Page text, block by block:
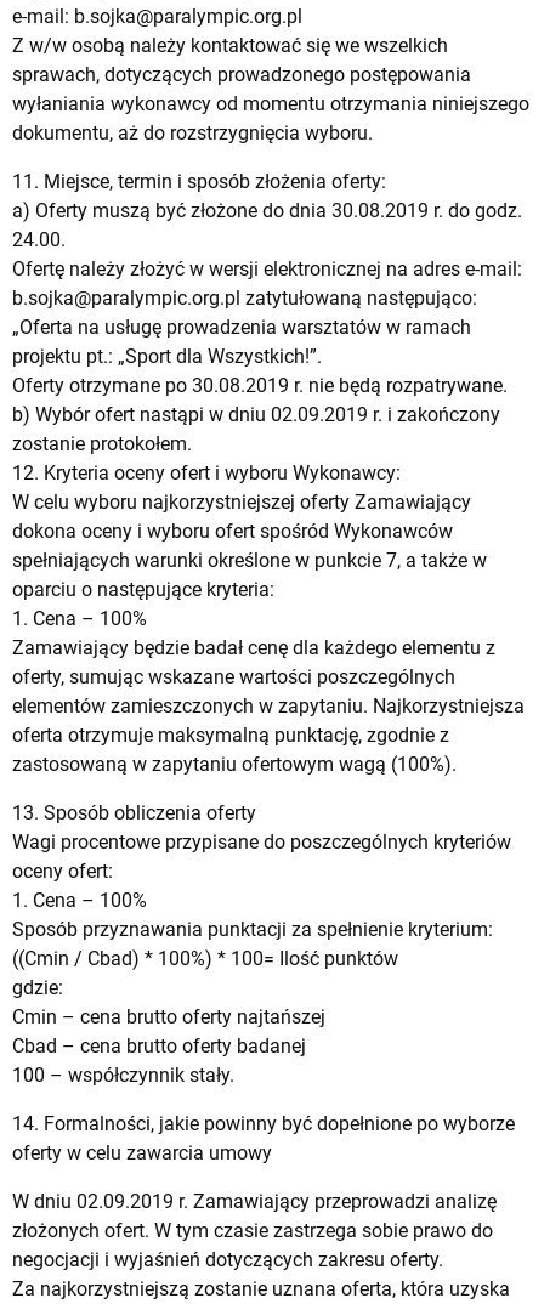
e-mail: b.sojka@paralympic.org.pl
Z w/w osobą należy kontaktować się we wszelkich
sprawach, dotyczących prowadzonego postępowania
wyłaniania wykonawcy od momentu otrzymania niniejszego
dokumentu, aż do rozstrzygnięcia wyboru.
11. Miejsce, termin i sposób złożenia oferty:
a) Oferty muszą być złożone do dnia 30.08.2019 r. do godz.
24.00.
Ofertę należy złożyć w wersji elektronicznej na adres e-mail:
b.sojka@paralympic.org.pl zatytułowaną następująco:
„Oferta na usługę prowadzenia warsztatów w ramach
projektu pt.: „Sport dla Wszystkich!”.
Oferty otrzymane po 30.08.2019 r. nie będą rozpatrywane.
b) Wybór ofert nastąpi w dniu 02.09.2019 r. i zakończony
zostanie protokołem.
12. Kryteria oceny ofert i wyboru Wykonawcy:
W celu wyboru najkorzystniejszej oferty Zamawiający
dokona oceny i wyboru ofert spośród Wykonawców
spełniających warunki określone w punkcie 7, a także w
oparciu o następujące kryteria:
1. Cena – 100%
Zamawiający będzie badał cenę dla każdego elementu z
oferty, sumując wskazane wartości poszczególnych
elementów zamieszczonych w zapytaniu. Najkorzystniejsza
oferta otrzymuje maksymalną punktację, zgodnie z
zastosowaną w zapytaniu ofertowym wagą (100%).
13. Sposób obliczenia oferty
Wagi procentowe przypisane do poszczególnych kryteriów
oceny ofert:
1. Cena – 100%
Sposób przyznawania punktacji za spełnienie kryterium:
((Cmin / Cbad) * 100%) * 100= Ilość punktów
gdzie:
Cmin – cena brutto oferty najtańszej
Cbad – cena brutto oferty badanej
100 – współczynnik stały.
14. Formalności, jakie powinny być dopełnione po wyborze
oferty w celu zawarcia umowy
W dniu 02.09.2019 r. Zamawiający przeprowadzi analizę
złożonych ofert. W tym czasie zastrzega sobie prawo do
negocjacji i wyjaśnień dotyczących zakresu oferty.
Za najkorzystniejszą zostanie uznana oferta, która uzyska